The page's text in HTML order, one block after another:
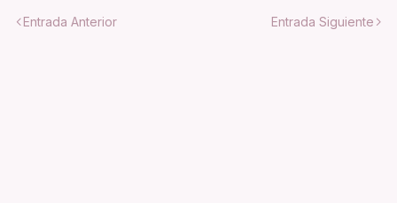
Entrada Anterior Entrada Siguiente